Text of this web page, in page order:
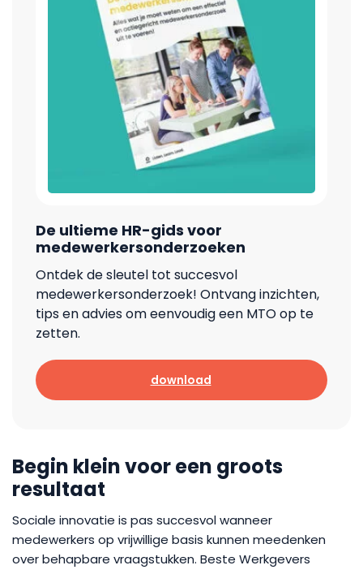
De ultieme HR-gids voor
medewerkersonderzoeken
Ontdek de sleutel tot succesvol
medewerkersonderzoek! Ontvang inzichten,
tips en advies om eenvoudig een MTO op te
zetten.
download
Begin klein voor een groots
resultaat
Sociale innovatie is pas succesvol wanneer
medewerkers op vrijwillige basis kunnen meedenken
over behapbare vraagstukken. Beste Werkgevers